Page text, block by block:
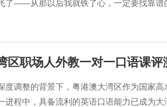
了——从那以后我就铁了心，一定要找靠谱
区职场人外教一对一口语课评
度调整的背景下，粤港澳大湾区作为国家
进程中，具备流利的英语口语能力已成为